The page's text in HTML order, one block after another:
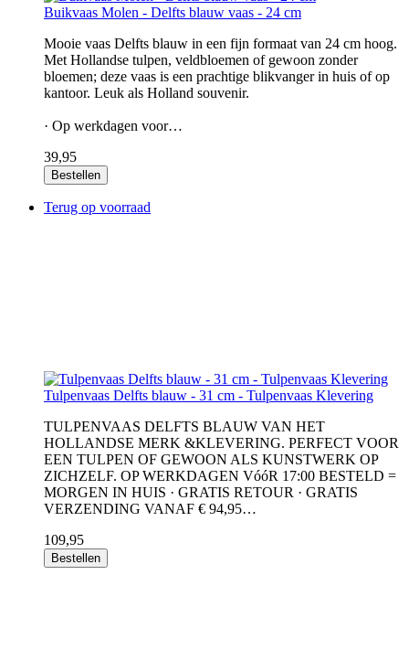
Buikvaas Molen - Delfts blauw vaas - 24 cm
Mooie vaas Delfts blauw in een fijn formaat van 24 cm hoog.
Met Hollandse tulpen, veldbloemen of gewoon zonder
bloemen; deze vaas is een prachtige blikvanger in huis of op
kantoor. Leuk als Holland souvenir.
· Op werkdagen voor…
39,95
Bestellen
Terug op voorraad
Tulpenvaas Delfts blauw - 31 cm - Tulpenvaas Klevering
TULPENVAAS DELFTS BLAUW VAN HET
HOLLANDSE MERK &KLEVERING. PERFECT VOOR
EEN TULPEN OF GEWOON ALS KUNSTWERK OP
ZICHZELF. OP WERKDAGEN VóóR 17:00 BESTELD =
MORGEN IN HUIS · GRATIS RETOUR · GRATIS
VERZENDING VANAF € 94,95…
109,95
Bestellen